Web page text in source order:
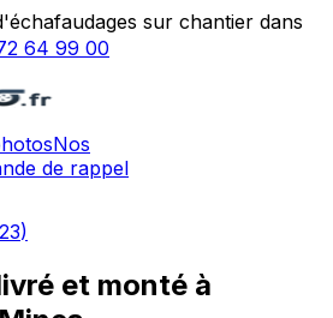
sur chantier dans
64 99 00
Nos
de rappel
23)
et monté à